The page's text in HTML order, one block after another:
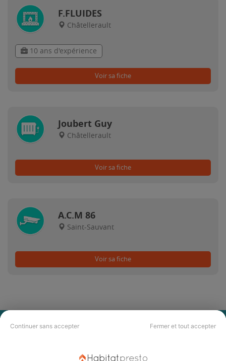
Continuer sans accepter Fermer et tout accepter
F.FLUIDES
Châtellerault
10 ans d'expérience
Voir sa fiche
Joubert Guy
Châtellerault
Voir sa fiche
A.C.M 86
Saint-Sauvant
Voir sa fiche
PAS LE TEMPS DE
CHERCHER ?